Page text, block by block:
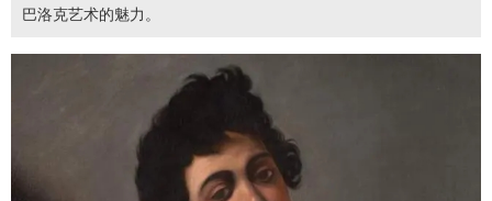
巴洛克艺术的魅力。